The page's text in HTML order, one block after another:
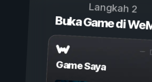
Langkah 2
Buka Game di
Game Saya